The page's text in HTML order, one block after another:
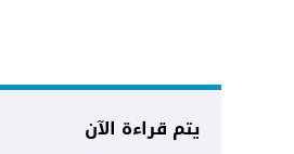
يتم قراءة الآن